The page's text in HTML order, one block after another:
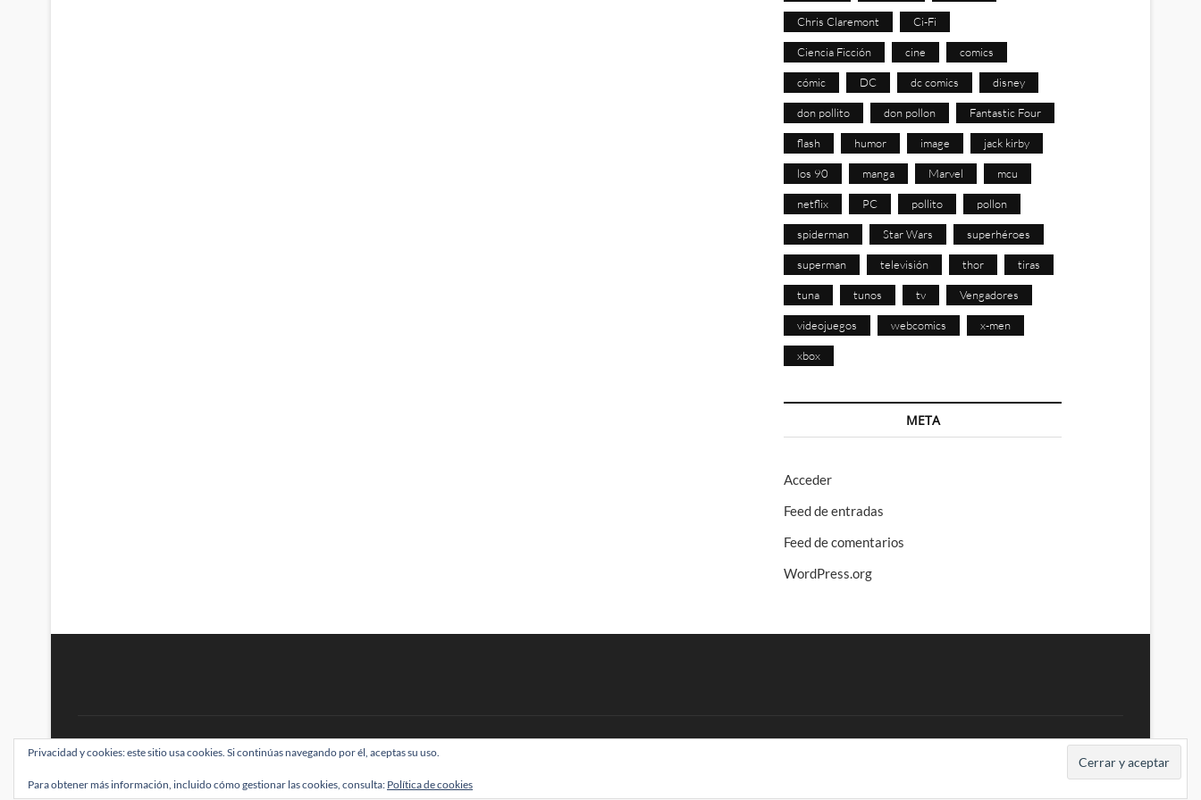
Chris Claremont Ci-Fi
Ciencia Ficción cine comics
cómic DC dc comics disney
don pollito don pollon Fantastic Four
flash humor image jack kirby
los 90 manga Marvel mcu
netflix PC pollito pollon
spiderman Star Wars superhéroes
superman televisión thor tiras
tuna tunos tv Vengadores
videojuegos webcomics x-men
xbox
META
Acceder
Feed de entradas
Feed de comentarios
WordPress.org
BRAINSTOMPING| Diseñado por:Theme Freesia|WordPress| © Todos los derechos reservados
Privacidad y cookies: este sitio usa cookies. Si continúas navegando por él, aceptas su uso.
Para obtener más información, incluido cómo gestionar las cookies, consulta: Política de cookies